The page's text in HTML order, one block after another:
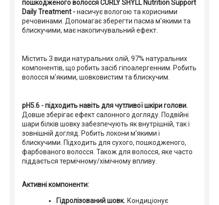
пошкодженого волосся CURLY SHYLL Nutrition Support
Daily Treatment -насичує вологою та корисними
речовинами. Допомагає зберегти пасма м'якими та
блискучими, має накопичувальний ефект.
Містить 3 види натуральних олій, 97% натуральних
компонентів, що робить засіб гіпоалергенним. Робить
волосся м'якими, шовковистим та блискучим.
pH5.6 - підходить навіть для чутливої шкіри голови.
Довше зберігає ефект салонного догляду. Подвійні
шари білків шовку забезпечують як внутрішній, так і
зовнішній догляд. Робить локони м'якими і
блискучими. Підходить для сухого, пошкодженого,
фарбованого волосся. Також для волосся, яке часто
піддається термічному/хімічному впливу.
Активні компоненти:
Гідролізований шовк. Кондиціонує